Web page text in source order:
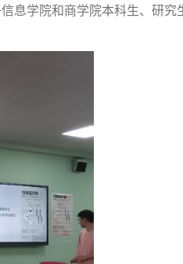
息学院和商学院本科生、研究